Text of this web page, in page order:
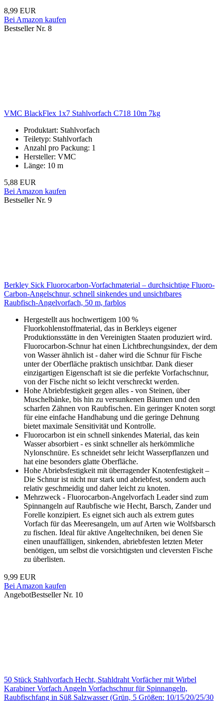
8,99 EUR
Bei Amazon kaufen
Bestseller Nr. 8
VMC BlackFlex 1x7 Stahlvorfach C718 10m 7kg
Produktart: Stahlvorfach
Teiletyp: Stahlvorfach
Anzahl pro Packung: 1
Hersteller: VMC
Länge: 10 m
5,88 EUR
Bei Amazon kaufen
Bestseller Nr. 9
Berkley Sick Fluorocarbon-Vorfachmaterial – durchsichtige Fluoro-
Carbon-Angelschnur, schnell sinkendes und unsichtbares
Raubfisch-Angelvorfach, 50 m, farblos
Hergestellt aus hochwertigem 100 %
Fluorkohlenstoffmaterial, das in Berkleys eigener
Produktionsstätte in den Vereinigten Staaten produziert wird.
Fluorocarbon-Schnur hat einen Lichtbrechungsindex, der dem
von Wasser ähnlich ist - daher wird die Schnur für Fische
unter der Oberfläche praktisch unsichtbar. Dank dieser
einzigartigen Eigenschaft ist sie die perfekte Vorfachschnur,
von der Fische nicht so leicht verschreckt werden.
Hohe Abriebfestigkeit gegen alles - von Steinen, über
Muschelbänke, bis hin zu versunkenen Bäumen und den
scharfen Zähnen von Raubfischen. Ein geringer Knoten sorgt
für eine einfache Handhabung und die geringe Dehnung
bietet maximale Sensitivität und Kontrolle.
Fluorocarbon ist ein schnell sinkendes Material, das kein
Wasser absorbiert - es sinkt schneller als herkömmliche
Nylonschnüre. Es schneidet sehr leicht Wasserpflanzen und
hat eine besonders glatte Oberfläche.
Hohe Abriebsfestigkeit mit überragender Knotenfestigkeit –
Die Schnur ist nicht nur stark und abriebfest, sondern auch
relativ geschmeidig und daher leicht zu knoten.
Mehrzweck - Fluorocarbon-Angelvorfach Leader sind zum
Spinnangeln auf Raubfische wie Hecht, Barsch, Zander und
Forelle konzipiert. Es eignet sich auch als extrem gutes
Vorfach für das Meeresangeln, um auf Arten wie Wolfsbarsch
zu fischen. Ideal für aktive Angeltechniken, bei denen Sie
einen unauffälligen, sinkenden, abriebfesten letzten Meter
benötigen, um selbst die vorsichtigsten und cleversten Fische
zu überlisten.
9,99 EUR
Bei Amazon kaufen
AngebotBestseller Nr. 10
50 Stück Stahlvorfach Hecht, Stahldraht Vorfächer mit Wirbel
Karabiner Vorfach Angeln Vorfachschnur für Spinnangeln,
Raubfischfang in Süß Salzwasser (Grün, 5 Größen: 10/15/20/25/30